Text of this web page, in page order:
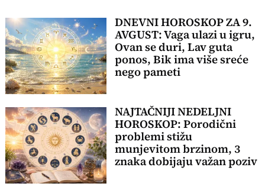
DNEVNI HOROSKOP ZA 9.
AVGUST: Vaga ulazi u igru,
Ovan se duri, Lav guta
ponos, Bik ima više sreće
nego pameti
NAJTAČNIJI NEDELJNI
HOROSKOP: Porodični
problemi stižu
munjevitom brzinom, 3
znaka dobijaju važan poziv